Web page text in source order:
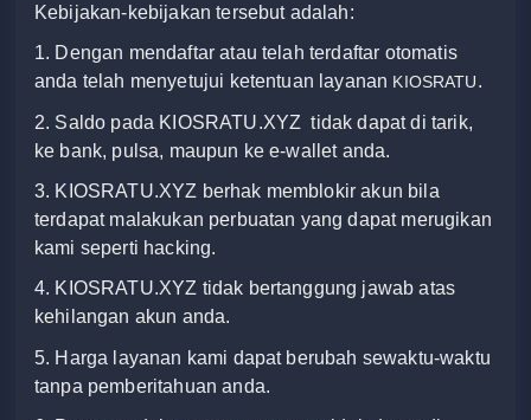
Kebijakan-kebijakan tersebut adalah:
1. Dengan mendaftar atau telah terdaftar otomatis
anda telah menyetujui ketentuan layanan KIOSRATU.
2. Saldo pada KIOSRATU.XYZ tidak dapat di tarik,
ke bank, pulsa, maupun ke e-wallet anda.
3. KIOSRATU.XYZ berhak memblokir akun bila
terdapat malakukan perbuatan yang dapat merugikan
kami seperti hacking.
4. KIOSRATU.XYZ tidak bertanggung jawab atas
kehilangan akun anda.
5. Harga layanan kami dapat berubah sewaktu-waktu
tanpa pemberitahuan anda.